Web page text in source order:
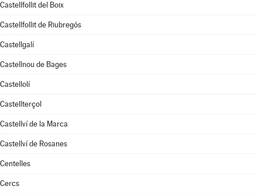
Castellfollit del Boix
Castellfollit de Riubregós
Castellgalí
Castellnou de Bages
Castellolí
Castellterçol
Castellví de la Marca
Castellví de Rosanes
Centelles
Cercs